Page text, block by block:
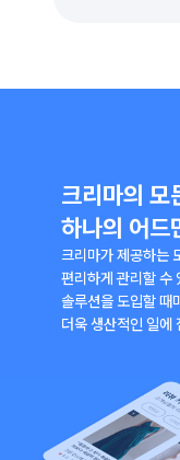
크리마의 모
하나의 어드
크리마가 제공하는
편리하게 관리할 수
솔루션을 도입할 때
더욱 생산적인 일에